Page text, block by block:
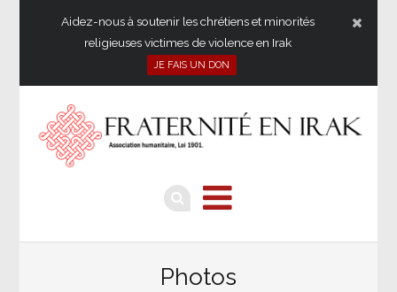
Aidez-nous à soutenir les chrétiens et minorités
religieuses victimes de violence en Irak
JE FAIS UN DON
Photos